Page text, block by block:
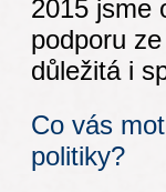
2015 jsme
podporu
důležitá i
Co vás
politiky?